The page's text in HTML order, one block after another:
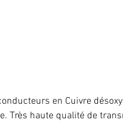
en Cuivre
Très haute qualité de